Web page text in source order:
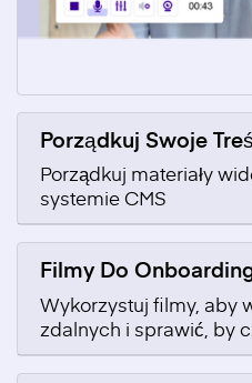
Porządkuj Swoje
Porządkuj materiały
systemie CMS
Filmy Do
Wykorzystuj filmy, aby
zdalnych i sprawić, by